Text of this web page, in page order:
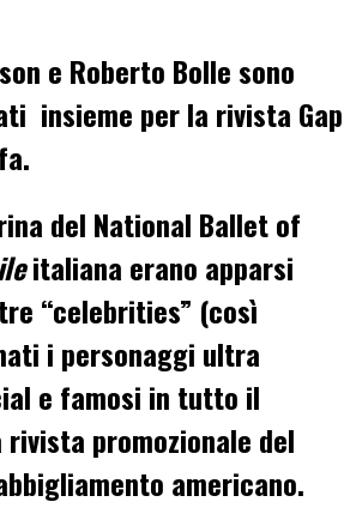
e Roberto Bolle sono
insieme per la rivista Gap
del National Ballet of
italiana erano apparsi
“celebrities” (così
i personaggi ultra
e famosi in tutto il
rivista promozionale del
americano.